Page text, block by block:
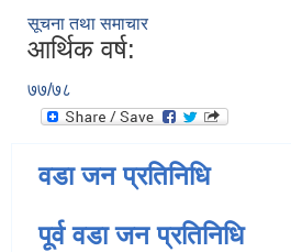
सूचना तथा समाचार
आर्थिक वर्ष:
७७/७८
वडा जन प्रतिनिधि
पूर्व वडा जन प्रतिनिधि